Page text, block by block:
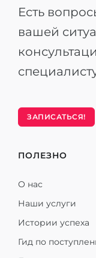
Есть
вашей
ЗАПИСАТЬСЯ!
ПОЛЕЗНО
О нас
Наши услуги
Истории успеха
Гид по